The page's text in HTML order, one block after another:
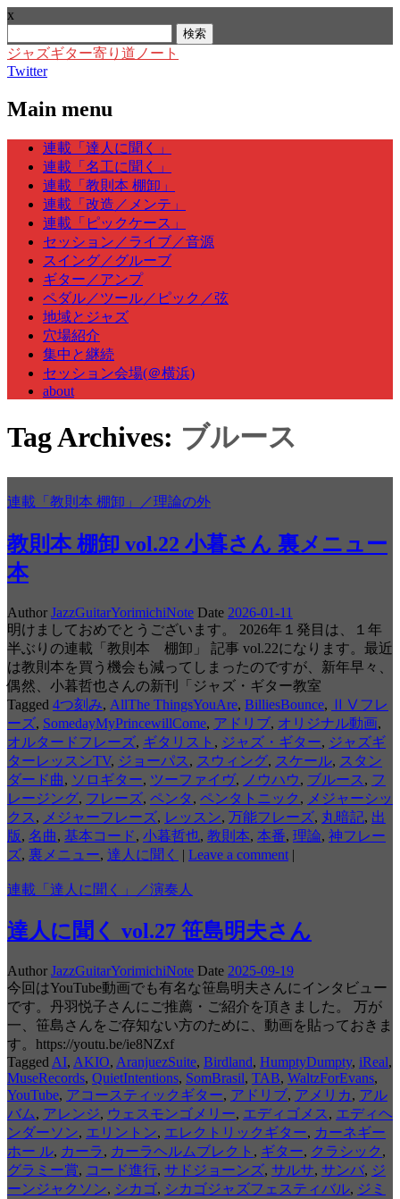
x
索:
ジャズギター寄り道ノート
Twitter
Main menu
Skip
content
連載「達人に聞く」
連載「名工に聞く」
連載「教則本 棚卸」
連載「改造／メンテ」
連載「ピックケース」
セッション／ライブ／音源
スイング／グルーブ
ギター／アンプ
ペダル／ツール／ピック／弦
地域とジャズ
穴場紹介
集中と継続
セッション会場(＠横浜)
about
Tag Archives: ブルース
連載「教則本 棚卸」／理論の外
教則本 棚卸 vol.22 小暮さん 裏メニュー
本
Author JazzGuitarYorimichiNote Date 2026-01-11
明けましておめでとうございます。 2026年１発目は、１年
半ぶりの連載「教則本 棚卸」 記事 vol.22になります。最近
は教則本を買う機会も減ってしまったのですが、新年早々、
偶然、小暮哲也さんの新刊「ジャズ・ギター教室
Tagged 4つ刻み, AllThe ThingsYouAre, BilliesBounce, ⅡⅤフレ
ーズ, SomedayMyPrincewillCome, アドリブ, オリジナル動画,
オルタードフレーズ, ギタリスト , ジャズ・ギター, ジャズギ
ターレッスンTV, ジョーパス , スウィング, スケール, スタン
ダード曲, ソロギター, ツーファイヴ, ノウハウ, ブルース , フ
レージング, フレーズ, ペンタ , ペンタトニック , メジャーシッ
クス , メジャーフレーズ, レッスン, 万能フレーズ, 丸暗記, 出
版, 名曲, 基本コード, 小暮哲也, 教則本, 本番, 理論, 神フレー
ズ, 裏メニュー, 達人に聞く | Leave a comment |
連載「達人に聞く」／演奏人
達人に聞く vol.27 笹島明夫さん
Author JazzGuitarYorimichiNote Date 2025-09-19
今回はYouTube動画でも有名な笹島明夫さんにインタビュー
です。丹羽悦子さんにご推薦・ご紹介を頂きました。 万が
一、笹島さんをご存知ない方のために、動画を貼っておきま
す。https://youtu.be/ie8NZxf
Tagged AI, AKIO, AranjuezSuite, Birdland, HumptyDumpty, iReal,
MuseRecords, QuietIntentions, SomBrasil, TAB, WaltzForEvans,
YouTube, アコースティックギター, アドリブ, アメリカ, アル
バム, アレンジ, ウェスモンゴメリー, エディゴメス , エディヘ
ンダーソン, エリントン, エレクトリックギター, カーネギー
ホー ル, カーラ, カーラヘルムブレクト , ギター, クラシック ,
グラミー賞, コード進行, サドジョーンズ, サルサ, サンバ, ジ
ーンジャクソン, シカゴ, シカゴジャズフェスティバル, ジミ